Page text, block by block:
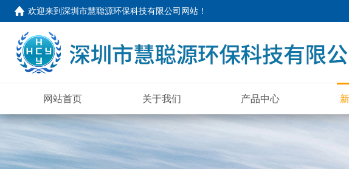
欢迎来到深圳市慧聪源环保科技有限公司网站 ！
网站首页 关于我们 产品中心